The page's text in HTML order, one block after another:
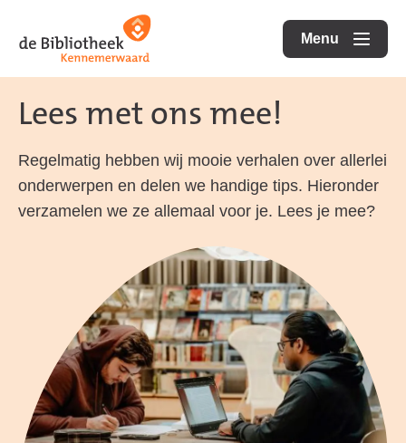
direct
content
direct
footer
naar
de
homepagina
Menu
openen
Lees met ons mee!
Regelmatig hebben wij mooie verhalen over allerlei
onderwerpen en delen we handige tips. Hieronder
verzamelen we ze allemaal voor je. Lees je mee?